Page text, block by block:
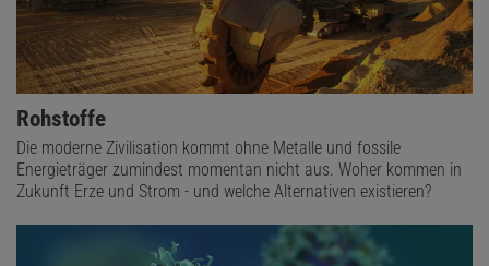
Rohstoffe
Die moderne Zivilisation kommt ohne Metalle und fossile
Energieträger zumindest momentan nicht aus. Woher kommen in
Zukunft Erze und Strom - und welche Alternativen existieren?